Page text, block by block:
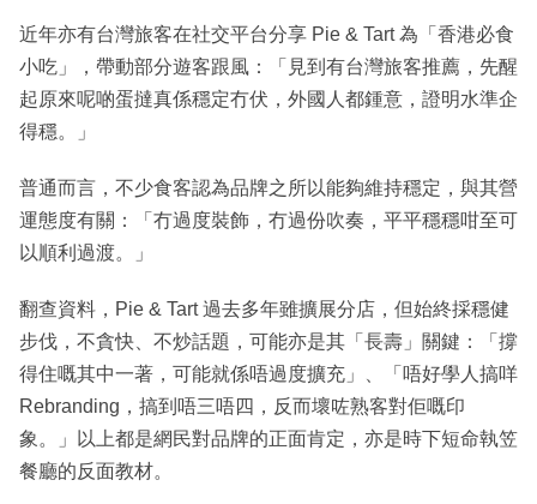
近年亦有台灣旅客在社交平台分享 Pie & Tart 為「香港必食
小吃」，帶動部分遊客跟風：「見到有台灣旅客推薦，先醒
起原來呢啲蛋撻真係穩定冇伏，外國人都鍾意，證明水準企
得穩。」
普通而言，不少食客認為品牌之所以能夠維持穩定，與其營
運態度有關：「冇過度裝飾，冇過份吹奏，平平穩穩咁至可
以順利過渡。」
翻查資料，Pie & Tart 過去多年雖擴展分店，但始終採穩健
步伐，不貪快、不炒話題，可能亦是其「長壽」關鍵：「撐
得住嘅其中一著，可能就係唔過度擴充」、「唔好學人搞咩
Rebranding，搞到唔三唔四，反而壞咗熟客對佢嘅印
象。」以上都是網民對品牌的正面肯定，亦是時下短命執笠
餐廳的反面教材。